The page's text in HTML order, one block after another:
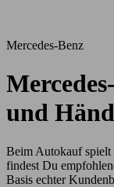
Mercedes-Benz
und
Beim Autokauf spielt
findest Du
Basis echter